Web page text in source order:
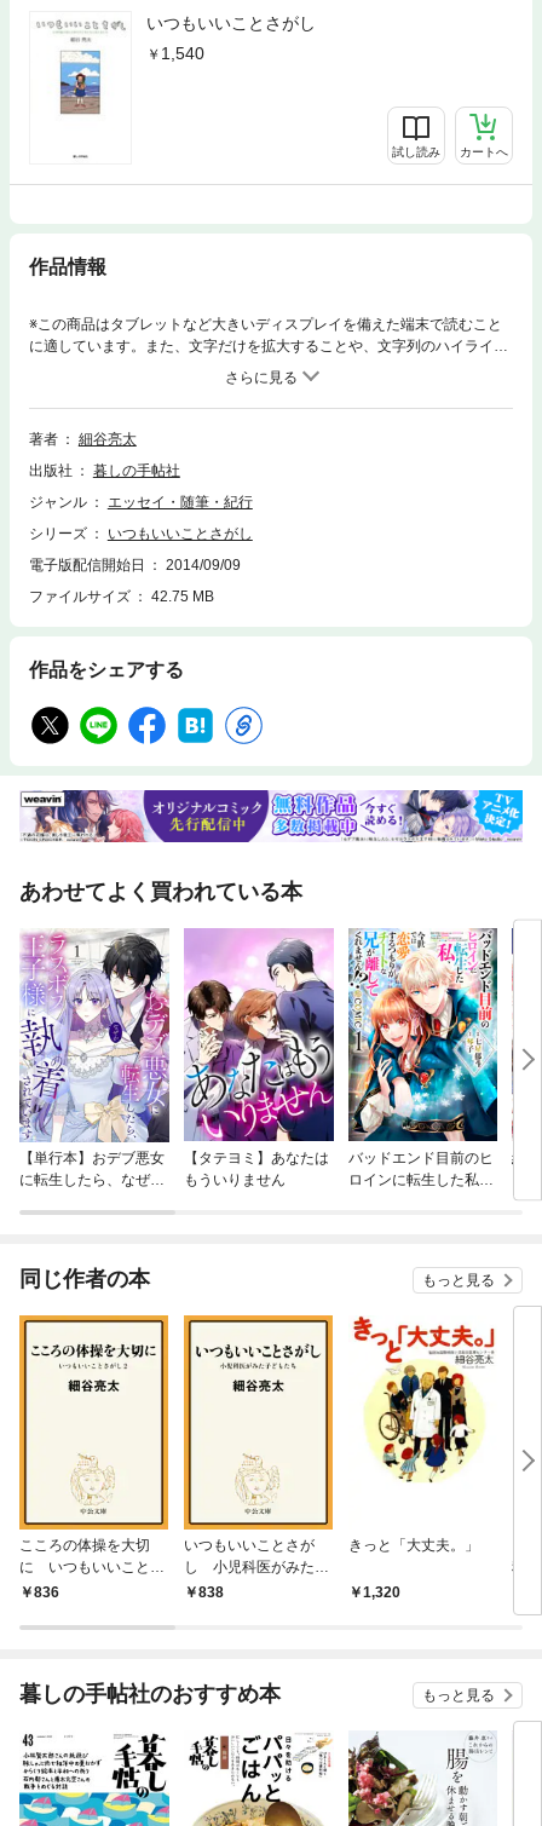
いつもいいことさがし
1,540
試し読み カートへ
作品情報
※この商品はタブレットなど大きいディスプレイを備えた端末で読むこと
に適しています。また、文字だけを拡大することや、文字列のハイライ
ト、検索、辞書の参照、引用などの機能が使用できません。細谷先生は、
聖路加国際病院の小児科医として約四十年、病気や障害をかかえる子ども
たちのいのちと向き合い、成長を見つめ続けています。『暮しの手帖』で
1997年から掲載している随筆は、読む人すべての心にしみこんでいく、温
に生きる力をよびおこしてくれるでしょう。
著者
細谷亮太
出版社
暮しの手帖社
ジャンル
エッセイ・随筆・紀行
シリーズ
いつもいいことさがし
電子版配信開始日
2014/09/09
ファイルサイズ
42.75 MB
作品をシェアする
あわせてよく買われている本
【単行本】おデブ悪女
に転生したら、なぜか
【タテヨミ】あなたは
もういりません
バッドエンド目前のヒ
ロインに転生した私、
結
同じ作者の本 もっと見る
こころの体操を大切
に いつもいいことさ
がし２
836
いつもいいことさが
し 小児科医がみた子
どもたち
838
きっと「大丈夫。」
1,320
科
暮しの手帖社のおすすめ本 もっと見る